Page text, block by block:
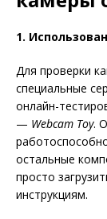
1.
Для проверки
специальные
онлайн-
— Webcam Toy.
остальные
просто
инструкциям.